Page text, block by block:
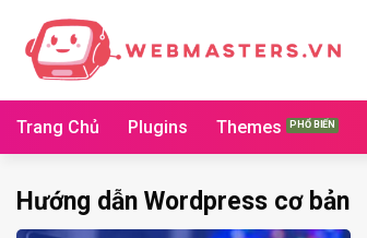
qua
dung
Trang Chủ Plugins Themes
Hướng dẫn Wordpress cơ bản